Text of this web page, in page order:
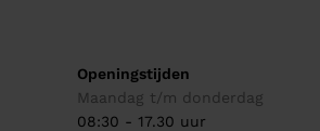
Openingstijden
Maandag t/m donderdag
08:30 - 17.30 uur